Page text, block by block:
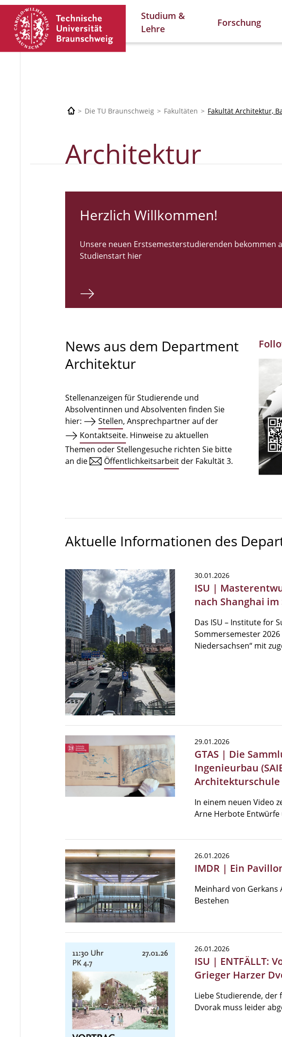
Studium &
Lehre
Forschung
Die TU Braunschweig Fakultäten Fakultät Architektur,
Architektur
Herzlich Willkommen!
Unsere neuen Erstsemesterstudierenden bekommen
Studienstart hier
News aus dem Department
Architektur
Stellenanzeigen für Studierende und
Absolventinnen und Absolventen finden Sie
hier:
Stellen, Ansprechpartner auf der
Kontaktseite. Hinweise zu aktuellen
Themen oder Stellengesuche richten Sie bitte
an die
Öffentlichkeitsarbeit der Fakultät 3.
Aktuelle Informationen des
30.01.2026
ISU |
nach Shanghai
Das ISU – Institute for
Sommersemester
Niedersachsen“ mit
29.01.2026
GTAS | Die
Ingenieurbau
Architekturschule
In einem neuen Video
Arne Herbote Entwürfe
26.01.2026
IMDR | Ein
Meinhard von
Bestehen
26.01.2026
ISU | ENTFÄLLT:
Grieger Harzer
Liebe Studierende,
Dvorak muss leider